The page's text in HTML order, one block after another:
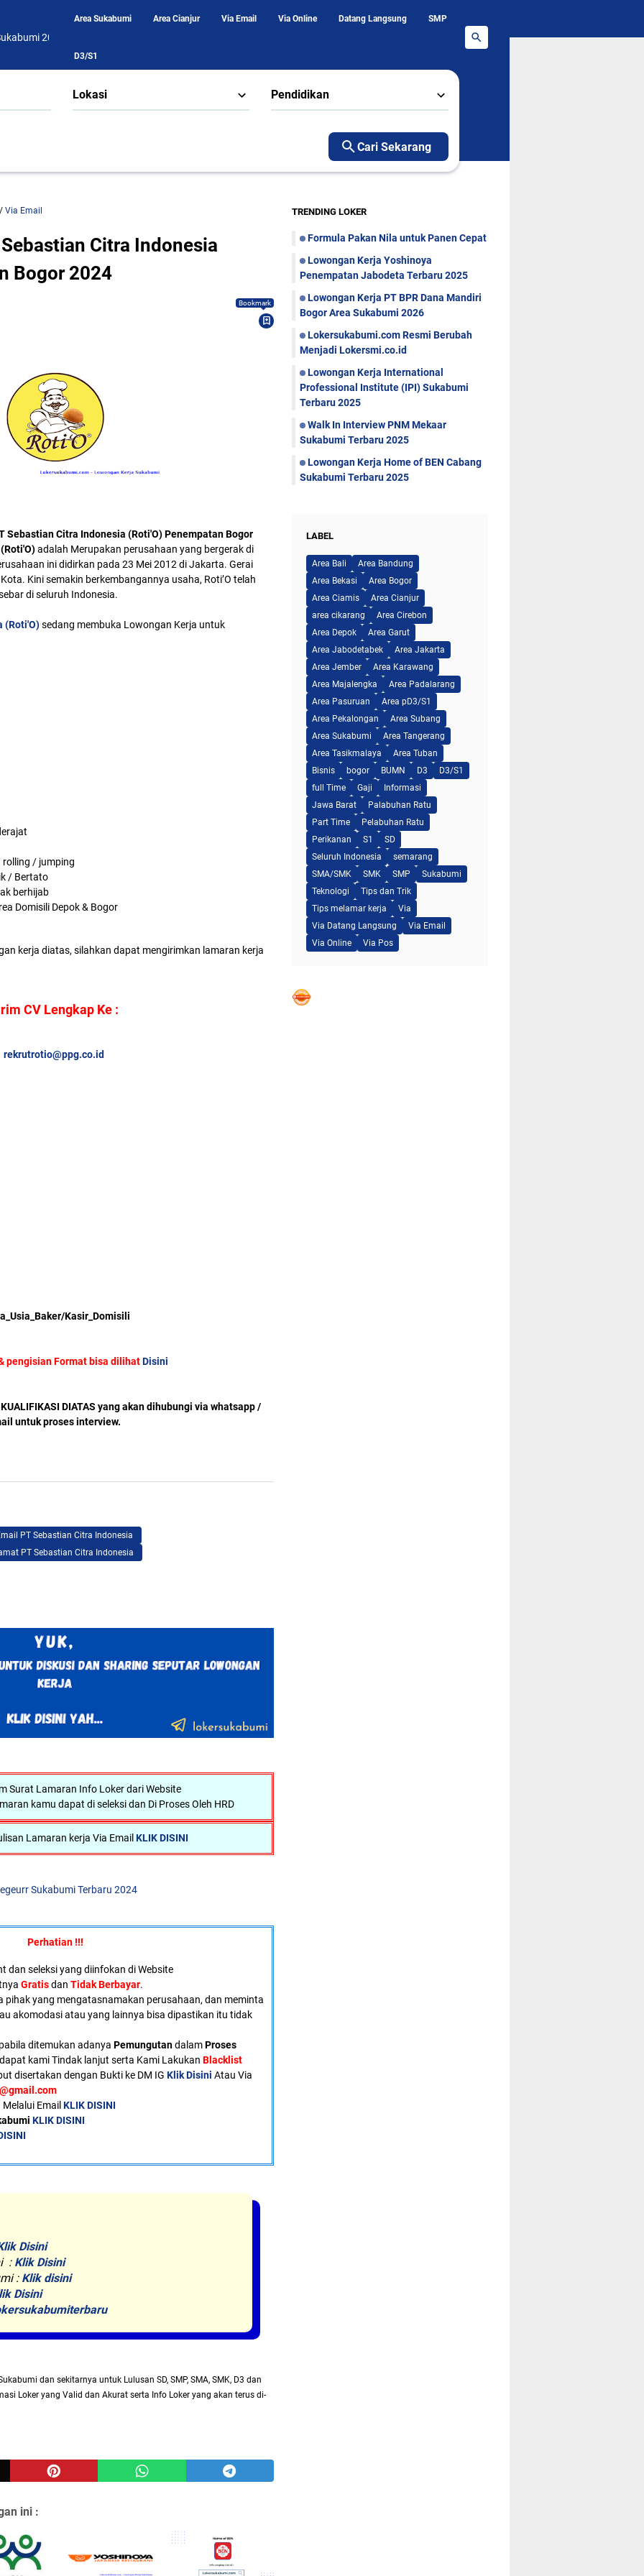
Area Sukabumi Area Cianjur Via Email Via Online Datang Langsung SMP
D3/S1
Lokasi Pendidikan
Cari Sekarang
/ Via Email
Citra Indonesia
Bogor 2024
Bookmark
Sebastian Citra Indonesia (Roti'O) Penempatan Bogor
adalah Merupakan perusahaan yang bergerak di
ini didirkan pada 23 Mei 2012 di Jakarta. Gerai
Kini semakin berkembangannya usaha, Roti’O telah
di seluruh Indonesia.
(Roti'O)sedang membuka Lowongan Kerja untuk
rolling / jumping
/ Bertato
berhijab
Domisili Depok & Bogor
kerja diatas, silahkan dapat mengirimkan lamaran kerja
CV Lengkap Ke :
rekrutrotio@ppg.co.id
Kasir_Domisili
pengisian Format bisa dilihatDisini
DIATAS yang akan dihubungi via whatsapp /
untuk proses interview.
PT Sebastian Citra Indonesia
PT Sebastian Citra Indonesia
Surat Lamaran Info Loker dari Website
kamu dapat di seleksi dan Di Proses Oleh HRD
Lamaran kerja Via EmailKLIK DISINI
Sukabumi Terbaru 2024
Perhatian !!!
dan seleksi yang diinfokan di Website
Gratisdan Tidak Berbayar.
pihak yang mengatasnamakan perusahaan, dan meminta
akomodasi atau yang lainnya bisa dipastikan itu tidak
ditemukan adanya PemungutandalamProses
kami Tindak lanjut serta Kami Lakukan Blacklist
disertakan dengan Bukti ke DM IG Klik Disini Atau Via
Email KLIK DISINI
KLIK DISINI
Disini
: Klik Disini
: Klik disini
Disini
dan sekitarnya untuk Lulusan SD, SMP, SMA, SMK, D3 dan
Loker yang Valid dan Akurat serta Info Loker yang akan terus di-
ini :
TRENDING LOKER
Formula Pakan Nila untuk Panen Cepat
Lowongan Kerja Yoshinoya
Penempatan Jabodeta Terbaru 2025
Lowongan Kerja PT BPR Dana Mandiri
Bogor Area Sukabumi 2026
Lokersukabumi.com Resmi Berubah
Menjadi Lokersmi.co.id
Lowongan Kerja International
Professional Institute (IPI) Sukabumi
Terbaru 2025
Walk In Interview PNM Mekaar
Sukabumi Terbaru 2025
Lowongan Kerja Home of BEN Cabang
Sukabumi Terbaru 2025
LABEL
Area Bali
Area Bandung
Area Bekasi
Area Bogor
Area Ciamis
Area Cianjur
area cikarang
Area Cirebon
Area Depok
Area Garut
Area Jabodetabek
Area Jakarta
Area Jember
Area Karawang
Area Majalengka
Area Padalarang
Area Pasuruan
Area pD3/S1
Area Pekalongan
Area Subang
Area Sukabumi
Area Tangerang
Area Tasikmalaya
Area Tuban
Bisnis
bogor BUMN D3
D3/S1
full Time
Gaji
Informasi
Jawa Barat
Palabuhan Ratu
Part Time
Pelabuhan Ratu
Perikanan
S1
SD
Seluruh Indonesia
semarang
SMA/SMK
SMK SMP
Sukabumi
Teknologi
Tips dan Trik
Tips melamar kerja
Via
Via Datang Langsung
Via Email
Via Online
Via Pos